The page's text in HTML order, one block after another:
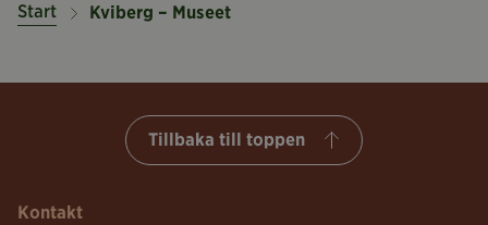
Start Kviberg – Museet
Tillbaka till toppen
Kontakt